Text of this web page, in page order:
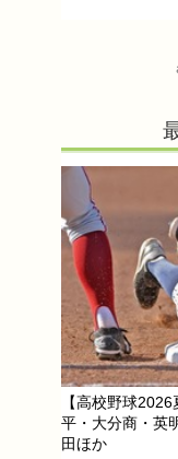
【高校野球
平・大分商・英
田ほか